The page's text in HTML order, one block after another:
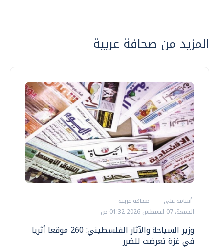
المزيد من صحافة عربية
أسامة علي
صحافة عربية
الجمعة، 07 اغسطس 2026 01:32 ص
وزير السياحة والآثار الفلسطيني: 260 موقعا أثريا
في غزة تعرضت للضرر